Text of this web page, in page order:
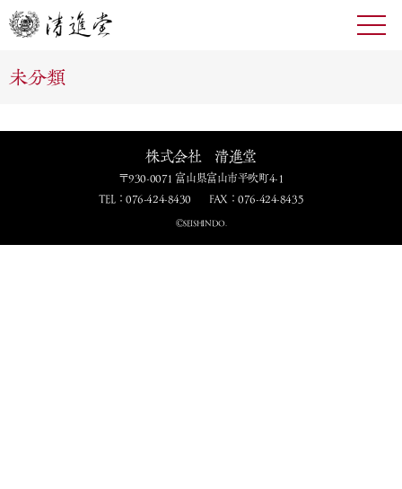
toggle
未分類
株式会社 清進堂
〒930-0071 富山県富山市平吹町4-1
TEL：076-424-8430
FAX：076-424-8435
ⒸSEISHINDO.